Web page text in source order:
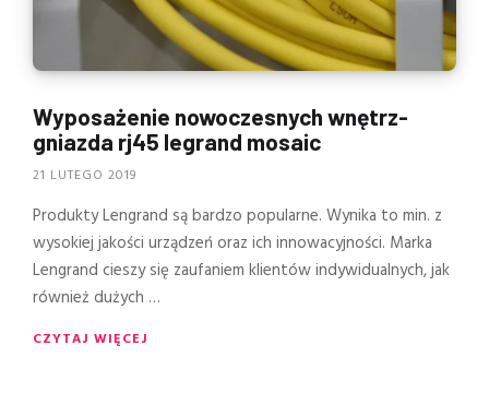
Wyposażenie nowoczesnych wnętrz-
gniazda rj45 legrand mosaic
21 LUTEGO 2019
Produkty Lengrand są bardzo popularne. Wynika to min. z
wysokiej jakości urządzeń oraz ich innowacyjności. Marka
Lengrand cieszy się zaufaniem klientów indywidualnych, jak
również dużych …
CZYTAJ WIĘCEJ